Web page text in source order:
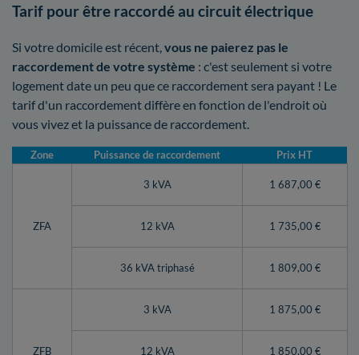
Tarif pour être raccordé au circuit électrique
Si votre domicile est récent,vous ne paierez pas le
raccordement de votre système : c'est seulement si votre
logement date un peu que ce raccordement sera payant ! Le
tarif d'un raccordement diffère en fonction de l'endroit où
vous vivez et la puissance de raccordement.
Zone Puissance de raccordement Prix HT
ZFA
3 kVA 1 687,00 €
12 kVA 1 735,00 €
36 kVA triphasé 1 809,00 €
ZFB
3 kVA 1 875,00 €
12 kVA 1 850,00 €